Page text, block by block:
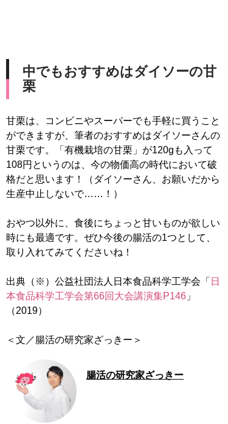
中でもおすすめはダイソーの甘
栗
甘栗は、コンビニやスーパーでも手軽に買うこと
ができますが、筆者のおすすめはダイソーさんの
甘栗です。「有機栽培の甘栗」が120gも入って
108円というのは、今の物価高の時代において破
格だと思います！（ダイソーさん、お願いだから
生産中止しないで……！）
おやつ以外に、食後にちょっと甘いものが欲しい
時にも最適です。ぜひ今後の腸活の1つとして、
取り入れてみてくださいね！
出典（※）公益社団法人日本食品科学工学会「 日
本食品科学工学会第66回大会講演集P146 」
（2019）
＜文／腸活の研究家ざっきー＞
腸活の研究家ざっきー